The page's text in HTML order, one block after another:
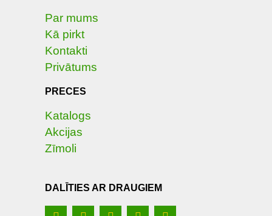
Par mums
Kā pirkt
Kontakti
Privātums
PRECES
Katalogs
Akcijas
Zīmoli
DALĪTIES AR DRAUGIEM